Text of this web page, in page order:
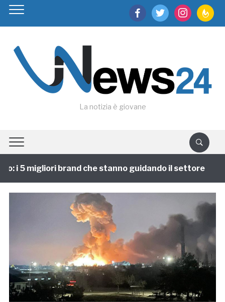
facebooktwitter instagram
La notizia è giovane
i 5 migliori brand che stanno guidando il settore